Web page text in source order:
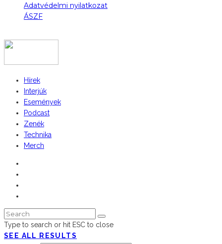
Adatvédelmi nyilatkozat
ÁSZF
Hírek
Interjúk
Események
Podcast
Zenék
Technika
Merch
Type to search or hit ESC to close
SEE ALL RESULTS